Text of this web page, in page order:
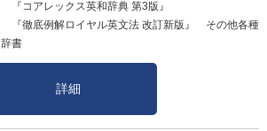
『コアレックス英和辞典 第3版』
『徹底例解ロイヤル英文法 改訂新版』 その他各種
辞書
詳細